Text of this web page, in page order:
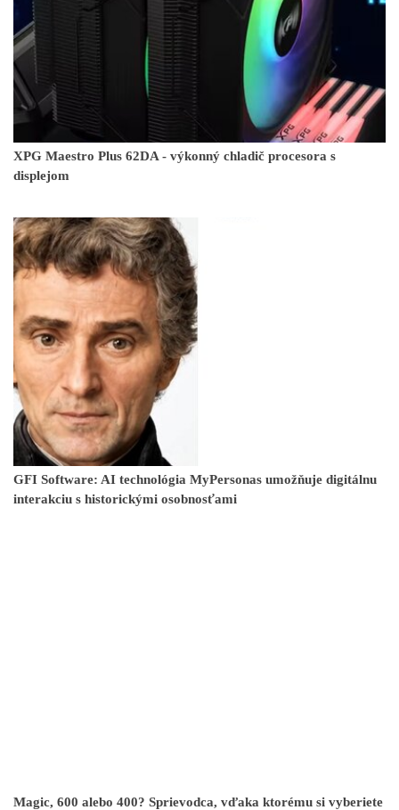
XPG Maestro Plus 62DA - výkonný chladič procesora s
displejom
GFI Software: AI technológia MyPersonas umožňuje digitálnu
interakciu s historickými osobnosťami
Magic, 600 alebo 400? Sprievodca, vďaka ktorému si vyberiete